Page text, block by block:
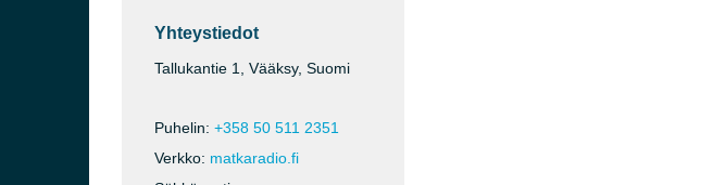
Yhteystiedot
Tallukantie 1, Vääksy, Suomi
Puhelin: +358 50 511 2351
Verkko: matkaradio.fi